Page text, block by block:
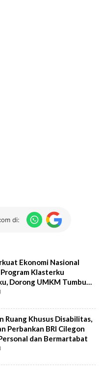
di:
Ekonomi Nasional
Klasterku
Dorong UMKM Tumbuh
Ruang Khusus Disabilitas,
Perbankan BRI Cilegon
dan Bermartabat